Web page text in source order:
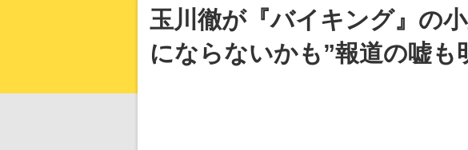
玉川徹が『バイキング』の
にならないかも”報道の嘘も